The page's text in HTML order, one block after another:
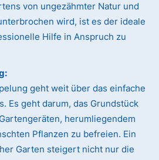
von ungezähmter Natur und
wird, ist es der ideale
Hilfe in Anspruch zu
geht weit über das einfache
Es geht darum, das Grundstück
herumliegendem
Pflanzen zu befreien. Ein
Garten steigert nicht nur die